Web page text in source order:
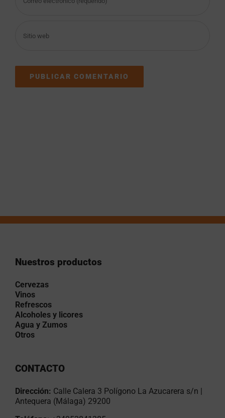
Nuestros productos
Cervezas
Vinos
Refrescos
Alcoholes y licores
Agua y Zumos
Otros
CONTACTO
Dirección: Calle Calera 3 Polígono La Azucarera s/n |
Antequera (Málaga) 29200